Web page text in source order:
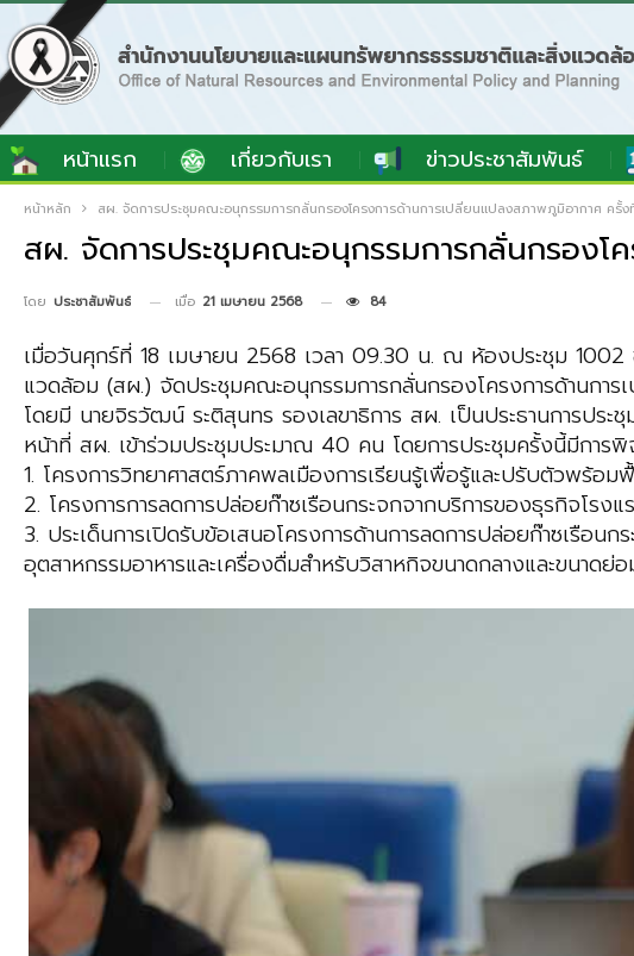
หน้าแรก เกี่ยวกับเรา ข่าวประชาสัมพันธ์
หน้าหลัก สผ. จัดการประชุมคณะอนุกรรมการกลั่นกรองโครงการด้านการเปลี่ยนแปลงสภาพภูมิอากาศ ครั้
สผ. จัดการประชุมคณะอนุกรรมการกลั่นกรอง
โดย ประชาสัมพันธ์ เมื่อ 21 เมษายน 2568 84
เมื่อวันศุกร์ที่ 18 เมษายน 2568 เวลา 09.30 น. ณ ห้องประชุม
แวดล้อม (สผ.) จัดประชุมคณะอนุกรรมการกลั่นกรองโครงการด้านก
โดยมี นายจิรวัฒน์ ระติสุนทร รองเลขาธิการ สผ. เป็นประธานการปร
หน้าที่ สผ. เข้าร่วมประชุมประมาณ 40 คน โดยการประชุมครั้งนี้มีกา
1. โครงการวิทยาศาสตร์ภาคพลเมืองการเรียนรู้เพื่อรู้และปรับตัวพร้
2. โครงการการลดการปล่อยก๊าซเรือนกระจกจากบริการของธุรกิจโร
3. ประเด็นการเปิดรับข้อเสนอโครงการด้านการลดการปล่อยก๊าซเรือ
อุตสาหกรรมอาหารและเครื่องดื่มสำหรับวิสาหกิจขนาดกลางและขนาดย่